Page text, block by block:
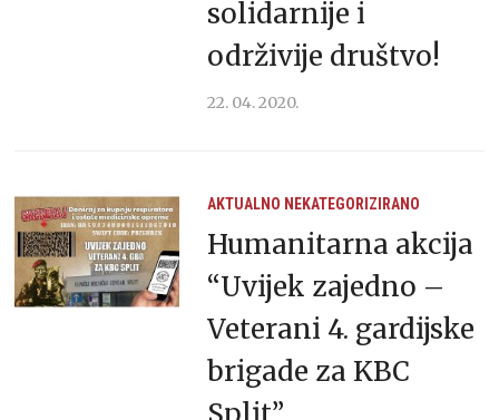
solidarnije i
održivije društvo!
22. 04. 2020.
AKTUALNO NEKATEGORIZIRANO
Humanitarna akcija
“Uvijek zajedno –
Veterani 4. gardijske
brigade za KBC